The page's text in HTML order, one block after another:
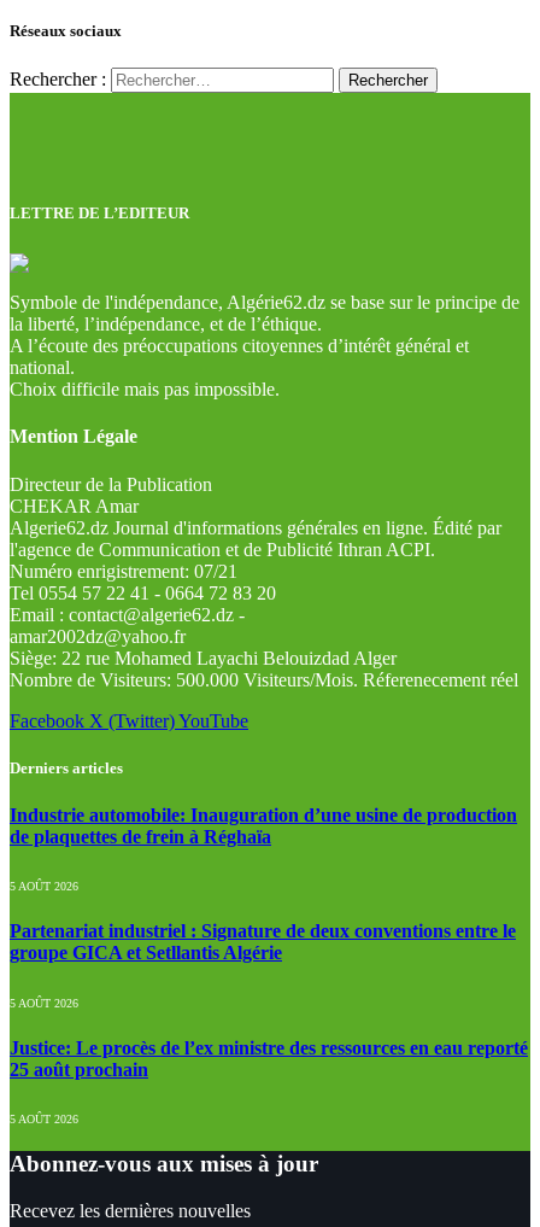
Réseaux sociaux
Rechercher :
LETTRE DE L’EDITEUR
Symbole de l'indépendance, Algérie62.dz se base sur le principe de
la liberté, l’indépendance, et de l’éthique.
A l’écoute des préoccupations citoyennes d’intérêt général et
national.
Choix difficile mais pas impossible.
Mention Légale
Directeur de la Publication
CHEKAR Amar
Algerie62.dz Journal d'informations générales en ligne. Édité par
l'agence de Communication et de Publicité Ithran ACPI.
Numéro enrigistrement: 07/21
Tel 0554 57 22 41 - 0664 72 83 20
Email : contact@algerie62.dz -
amar2002dz@yahoo.fr
Siège: 22 rue Mohamed Layachi Belouizdad Alger
Nombre de Visiteurs: 500.000 Visiteurs/Mois. Réferenecement réel
Facebook X (Twitter)YouTube
Derniers articles
Industrie automobile: Inauguration d’une usine de production
de plaquettes de frein à Réghaïa
5 AOÛT 2026
Partenariat industriel : Signature de deux conventions entre le
groupe GICA et Setllantis Algérie
5 AOÛT 2026
Justice: Le procès de l’ex ministre des ressources en eau reporté
25 août prochain
5 AOÛT 2026
Abonnez-vous aux mises à jour
Recevez les dernières nouvelles